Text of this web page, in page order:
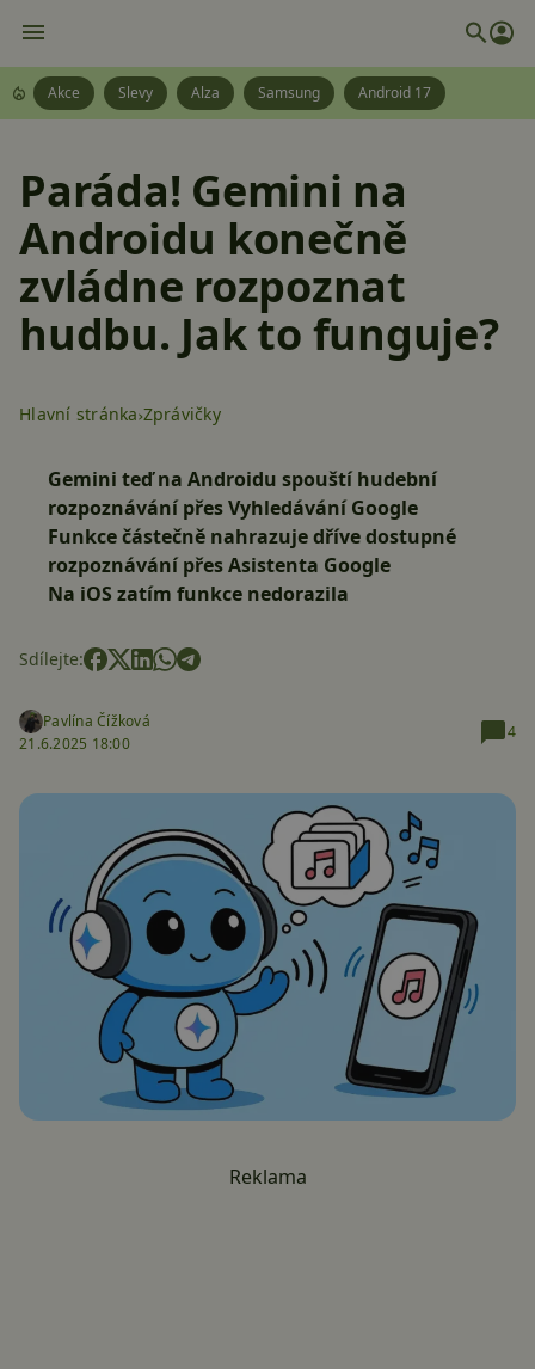
Akce Slevy Alza Samsung Android 17
Paráda! Gemini na
Androidu konečně
zvládne rozpoznat
hudbu. Jak to funguje?
Hlavní stránka Zprávičky
Gemini teď na Androidu spouští hudební
rozpoznávání přes Vyhledávání Google
Funkce částečně nahrazuje dříve dostupné
rozpoznávání přes Asistenta Google
Na iOS zatím funkce nedorazila
Sdílejte:
Pavlína Čížková
21.6.2025 18:00
4
Reklama